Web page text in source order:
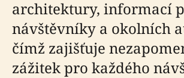
architektury, informací
návštěvníky a okolních
čímž zajišťuje
zážitek pro každého